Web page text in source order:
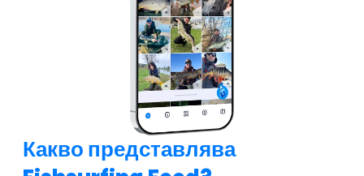
Какво представлява